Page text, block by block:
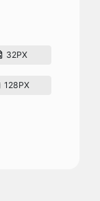
32PX
128PX